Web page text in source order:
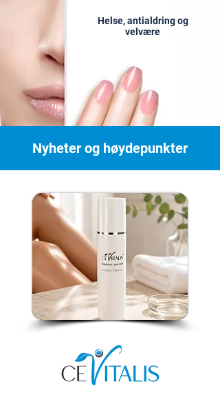
Helse, antialdring og
velvære
Nyheter og høydepunkter